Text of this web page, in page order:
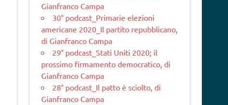
Gianfranco Campa
30° podcast_Primarie elezioni
americane 2020_Il partito repubblicano,
di Gianfranco Campa
29° podcast_Stati Uniti 2020; il
prossimo firmamento democratico, di
Gianfranco Campa
28° podcast_Il patto è sciolto, di
Gianfranco Campa